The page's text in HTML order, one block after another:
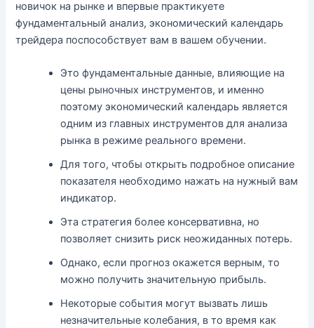
новичок на рынке и впервые практикуете
фундаментальный анализ, экономический календарь
трейдера поспособствует вам в вашем обучении.
Это фундаментальные данные, влияющие на
цены рыночных инструментов, и именно
поэтому экономический календарь является
одним из главных инструментов для анализа
рынка в режиме реального времени.
Для того, чтобы открыть подробное описание
показателя необходимо нажать на нужный вам
индикатор.
Эта стратегия более консервативна, но
позволяет снизить риск неожиданных потерь.
Однако, если прогноз окажется верным, то
можно получить значительную прибыль.
Некоторые события могут вызвать лишь
незначительные колебания, в то время как